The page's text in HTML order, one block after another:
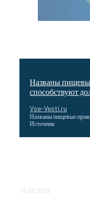
Названы
способствуют
Vse-Vesti.ru
Названы пищевые
Источник
05.08.2026